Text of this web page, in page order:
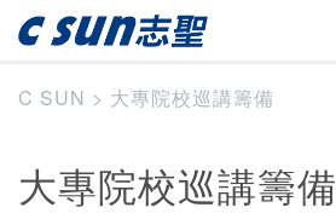
C SUN > 大專院校巡講籌備
大專院校巡講籌備